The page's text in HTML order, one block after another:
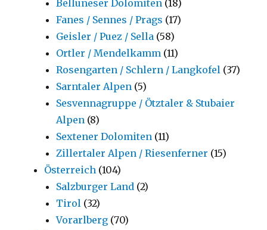
Belluneser Dolomiten (18)
Fanes / Sennes / Prags (17)
Geisler / Puez / Sella (58)
Ortler / Mendelkamm (11)
Rosengarten / Schlern / Langkofel (37)
Sarntaler Alpen (5)
Sesvennagruppe / Ötztaler & Stubaier
Alpen (8)
Sextener Dolomiten (11)
Zillertaler Alpen / Riesenferner (15)
Österreich (104)
Salzburger Land (2)
Tirol (32)
Vorarlberg (70)